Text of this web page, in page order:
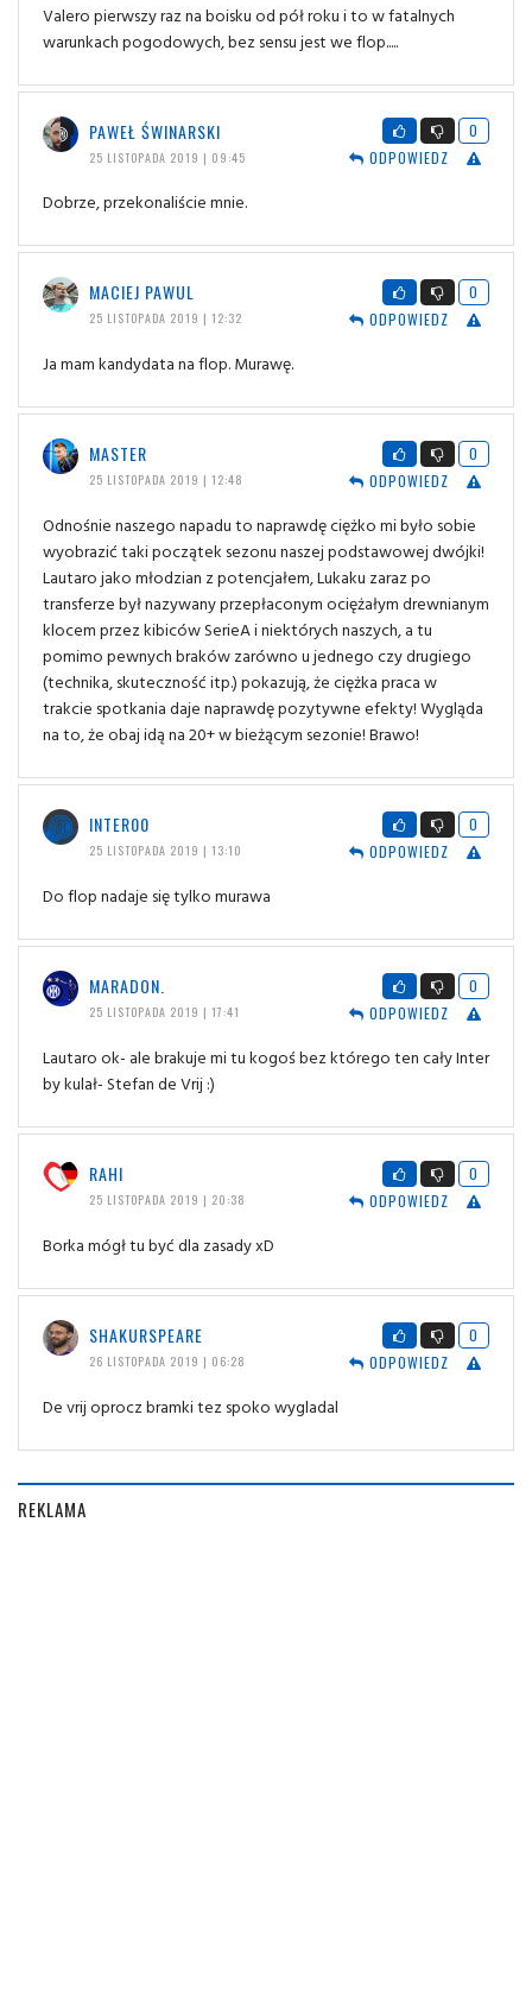
Valero pierwszy raz na boisku od pół roku i to w fatalnych
warunkach pogodowych, bez sensu jest we flop.....
PAWEŁ ŚWINARSKI
25 LISTOPADA 2019 | 09:45
0
ODPOWIEDZ
Dobrze, przekonaliście mnie.
MACIEJ PAWUL
25 LISTOPADA 2019 | 12:32
0
ODPOWIEDZ
Ja mam kandydata na flop. Murawę.
MASTER
25 LISTOPADA 2019 | 12:48
0
ODPOWIEDZ
Odnośnie naszego napadu to naprawdę ciężko mi było sobie
wyobrazić taki początek sezonu naszej podstawowej dwójki!
Lautaro jako młodzian z potencjałem, Lukaku zaraz po
transferze był nazywany przepłaconym ociężałym drewnianym
klocem przez kibiców SerieA i niektórych naszych, a tu
pomimo pewnych braków zarówno u jednego czy drugiego
(technika, skuteczność itp.) pokazują, że ciężka praca w
trakcie spotkania daje naprawdę pozytywne efekty! Wygląda
na to, że obaj idą na 20+ w bieżącym sezonie! Brawo!
INTER00
25 LISTOPADA 2019 | 13:10
0
ODPOWIEDZ
Do flop nadaje się tylko murawa
MARADON.
25 LISTOPADA 2019 | 17:41
0
ODPOWIEDZ
Lautaro ok- ale brakuje mi tu kogoś bez którego ten cały Inter
by kulał- Stefan de Vrij :)
RAHI
25 LISTOPADA 2019 | 20:38
0
ODPOWIEDZ
Borka mógł tu być dla zasady xD
SHAKURSPEARE
26 LISTOPADA 2019 | 06:28
0
ODPOWIEDZ
De vrij oprocz bramki tez spoko wygladal
REKLAMA